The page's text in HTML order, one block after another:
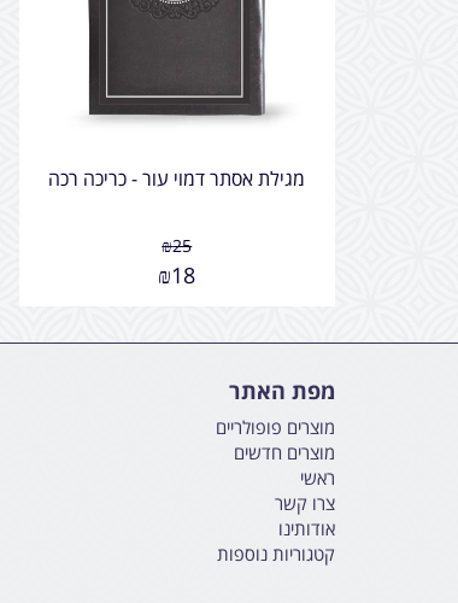
מגילת אסתר דמוי עור - כריכה רכה
₪25
₪18
מפת האתר
מוצרים פופולריים
מוצרים חדשים
ראשי
צרו קשר
אודותינו
קטגוריות נוספות